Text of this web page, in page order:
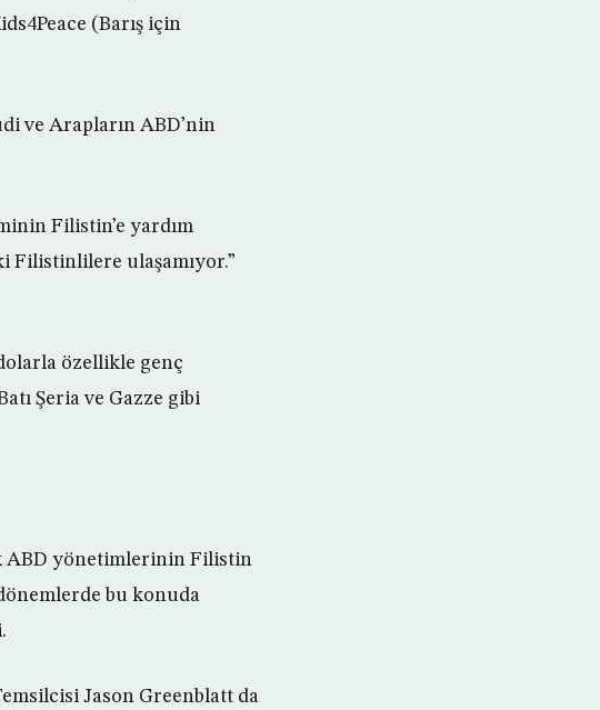
(Barış için
ve Arapların ABD’nin
Filistin’e yardım
Filistinlilere ulaşamıyor.”
özellikle genç
Şeria ve Gazze gibi
ABD yönetimlerinin Filistin
bu konuda
Jason Greenblatt da